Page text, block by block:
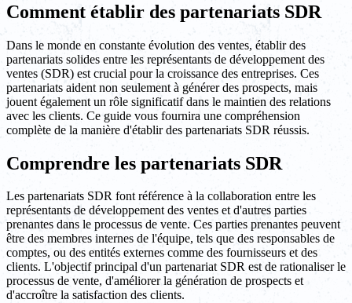
Comment établir des partenariats SDR
Dans le monde en constante évolution des ventes, établir des
partenariats solides entre les représentants de développement des
ventes (SDR) est crucial pour la croissance des entreprises. Ces
partenariats aident non seulement à générer des prospects, mais
jouent également un rôle significatif dans le maintien des relations
avec les clients. Ce guide vous fournira une compréhension
complète de la manière d'établir des partenariats SDR réussis.
Comprendre les partenariats SDR
Les partenariats SDR font référence à la collaboration entre les
représentants de développement des ventes et d'autres parties
prenantes dans le processus de vente. Ces parties prenantes peuvent
être des membres internes de l'équipe, tels que des responsables de
comptes, ou des entités externes comme des fournisseurs et des
clients. L'objectif principal d'un partenariat SDR est de rationaliser le
processus de vente, d'améliorer la génération de prospects et
d'accroître la satisfaction des clients.